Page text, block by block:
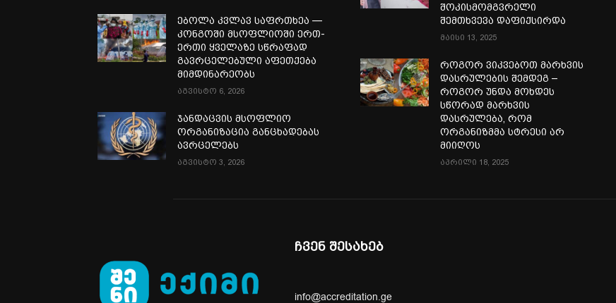
ებოლა კვლავ საფრთხეა —
კონგოში მსოფლიოში ერთ-
ერთი ყველაზე სწრაფად
გავრცელებული აფეთქება
მიმდინარეობს
აგვისტო 6, 2026
ჯანდაცვის მსოფლიო
ორგანიზაცია განცხადებას
ავრცელებს
აგვისტო 3, 2026
შოკისმომგვრელი
შემთხვევა დაფიქსირდა
მაისი 13, 2025
როგორ ვიკვებოთ მარხვის
დასრულების შემდეგ –
როგორ უნდა მოხდეს
სწორად მარხვის
დასრულება, რომ
ორგანიზმმა სტრესი არ
მიიღოს
აპრილი 18, 2025
ჩვენ შესახებ
info@accreditation.ge